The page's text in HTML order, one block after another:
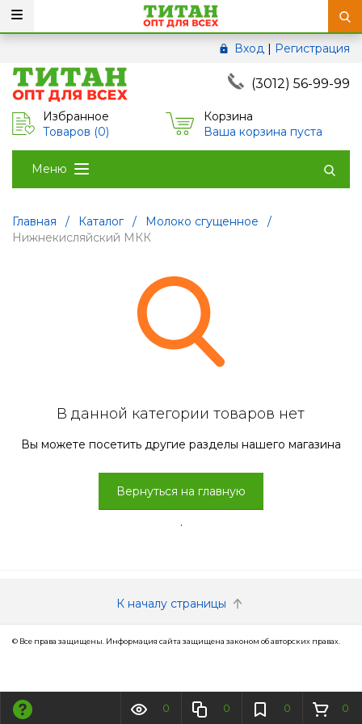
0 0 0 0
Вход | Регистрация
(3012) 56-99-99
Избранное
Товаров (0)
Корзина
Ваша корзина пуста
Меню
Главная / Каталог / Молоко сгущенное
/
Нижнекисляйский МКК
В данной категории товаров нет
Вы можете посетить другие разделы нашего магазина
Вернуться на главную
.
К началу страницы
© Все права защищены. Информация сайта защищена законом об авторских правах.